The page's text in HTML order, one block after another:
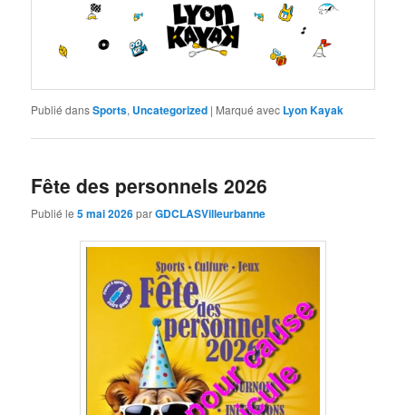
Publié dansSports, Uncategorized | Marqué avec Lyon Kayak
Fête des personnels 2026
Publié le5 mai 2026parGDCLASVilleurbanne